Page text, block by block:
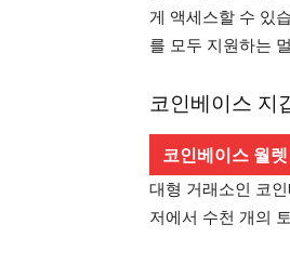
게 액세스할 수 있
를 모두 지원하는
코인베이스 지
코인베이스 월
대형 거래소인 코
저에서 수천 개의